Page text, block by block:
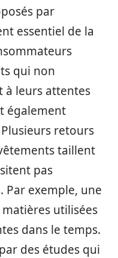
par
essentiel de la
qui non
à leurs attentes
également
retours
taillent
pas
Par exemple, une
utilisées
dans le temps.
des études qui